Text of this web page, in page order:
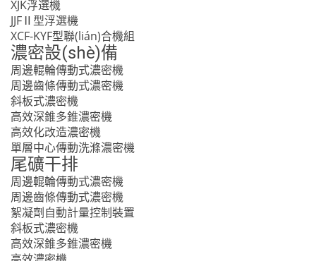
XJK浮選機
JJFⅡ型浮選機
XCF-KYF型聯(lián)合機組
濃密設(shè)備
周邊輥輪傳動式濃密機
周邊齒條傳動式濃密機
斜板式濃密機
高效深錐多錐濃密機
高效化改造濃密機
單層中心傳動洗滌濃密機
尾礦干排
周邊輥輪傳動式濃密機
周邊齒條傳動式濃密機
絮凝劑自動計量控制裝置
斜板式濃密機
高效深錐多錐濃密機